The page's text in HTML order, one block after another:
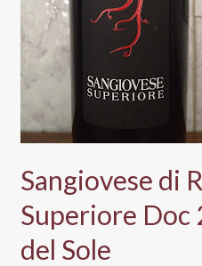
Sangiovese di
Superiore Doc
del Sole